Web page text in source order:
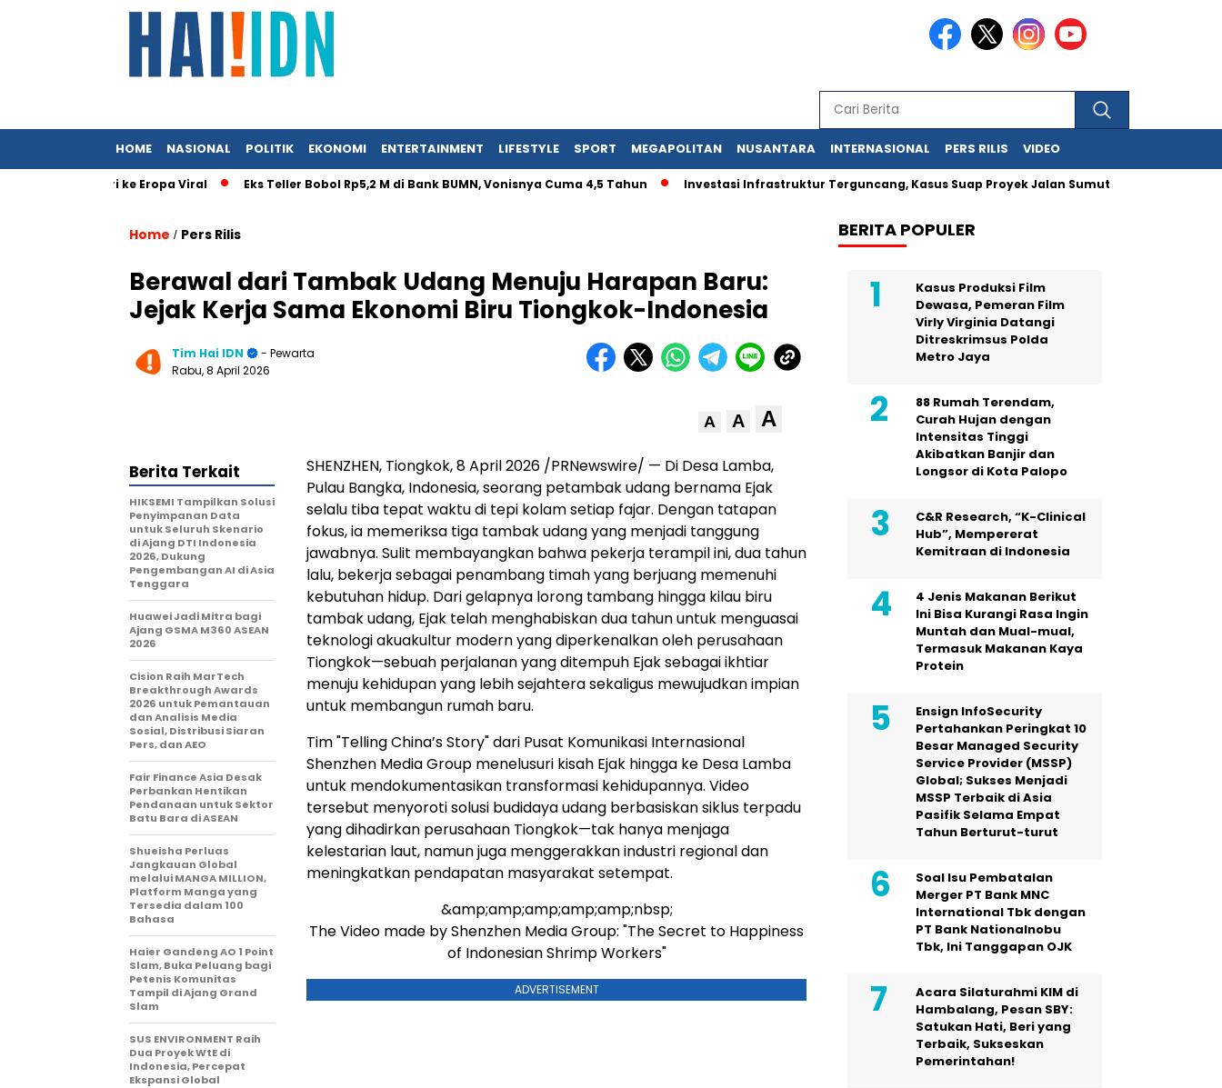
HOME NASIONAL POLITIK EKONOMI ENTERTAINMENT LIFESTYLE SPORT MEGAPOLITAN NUSANTARA INTERNASIONAL PERS RILIS VIDEO
Surat Istri ke Eropa Viral Eks Teller Bobol Rp5,2 M di Bank BUMN, Vonisnya Cuma 4,5 Tahun Investasi Infrastruktur Terguncang, Kasus Suap Proyek Jalan Sumut Meluas
Home / Pers Rilis
Berawal dari Tambak Udang Menuju Harapan Baru:
Jejak Kerja Sama Ekonomi Biru Tiongkok-Indonesia
Tim Hai IDN
- Pewarta
Rabu, 8 April 2026
A A A
SHENZHEN, Tiongkok, 8 April 2026 /PRNewswire/ — Di Desa Lamba,
Pulau Bangka, Indonesia, seorang petambak udang bernama Ejak
selalu tiba tepat waktu di tepi kolam setiap fajar. Dengan tatapan
fokus, ia memeriksa tiga tambak udang yang menjadi tanggung
jawabnya. Sulit membayangkan bahwa pekerja terampil ini, dua tahun
lalu, bekerja sebagai penambang timah yang berjuang memenuhi
kebutuhan hidup. Dari gelapnya lorong tambang hingga kilau biru
tambak udang, Ejak telah menghabiskan dua tahun untuk menguasai
teknologi akuakultur modern yang diperkenalkan oleh perusahaan
Tiongkok—sebuah perjalanan yang ditempuh Ejak sebagai ikhtiar
menuju kehidupan yang lebih sejahtera sekaligus mewujudkan impian
untuk membangun rumah baru.
Tim "Telling China’s Story" dari Pusat Komunikasi Internasional
Shenzhen Media Group menelusuri kisah Ejak hingga ke Desa Lamba
untuk mendokumentasikan transformasi kehidupannya. Video
tersebut menyoroti solusi budidaya udang berbasiskan siklus terpadu
yang dihadirkan perusahaan Tiongkok—tak hanya menjaga
kelestarian laut, namun juga menggerakkan industri regional dan
meningkatkan pendapatan masyarakat setempat.
&amp;amp;amp;amp;amp;nbsp;
The Video made by Shenzhen Media Group: "The Secret to Happiness
of Indonesian Shrimp Workers"
ADVERTISEMENT
Berita Terkait
HIKSEMI Tampilkan Solusi
Penyimpanan Data
untuk Seluruh Skenario
di Ajang DTI Indonesia
2026, Dukung
Pengembangan AI di Asia
Tenggara
Huawei Jadi Mitra bagi
Ajang GSMA M360 ASEAN
2026
Cision Raih MarTech
Breakthrough Awards
2026 untuk Pemantauan
dan Analisis Media
Sosial, Distribusi Siaran
Pers, dan AEO
Fair Finance Asia Desak
Perbankan Hentikan
Pendanaan untuk Sektor
Batu Bara di ASEAN
Shueisha Perluas
Jangkauan Global
melalui MANGA MILLION,
Platform Manga yang
Tersedia dalam 100
Bahasa
Haier Gandeng AO 1 Point
Slam, Buka Peluang bagi
Petenis Komunitas
Tampil di Ajang Grand
Slam
SUS ENVIRONMENT Raih
Dua Proyek WtE di
Indonesia, Percepat
Ekspansi Global
BERITA POPULER
Kasus Produksi Film
Dewasa, Pemeran Film
Virly Virginia Datangi
Ditreskrimsus Polda
Metro Jaya
88 Rumah Terendam,
Curah Hujan dengan
Intensitas Tinggi
Akibatkan Banjir dan
Longsor di Kota Palopo
C&R Research, “K-Clinical
Hub”, Mempererat
Kemitraan di Indonesia
4 Jenis Makanan Berikut
Ini Bisa Kurangi Rasa Ingin
Muntah dan Mual-mual,
Termasuk Makanan Kaya
Protein
Ensign InfoSecurity
Pertahankan Peringkat 10
Besar Managed Security
Service Provider (MSSP)
Global; Sukses Menjadi
MSSP Terbaik di Asia
Pasifik Selama Empat
Tahun Berturut-turut
Soal Isu Pembatalan
Merger PT Bank MNC
International Tbk dengan
PT Bank Nationalnobu
Tbk, Ini Tanggapan OJK
Acara Silaturahmi KIM di
Hambalang, Pesan SBY:
Satukan Hati, Beri yang
Terbaik, Sukseskan
Pemerintahan!